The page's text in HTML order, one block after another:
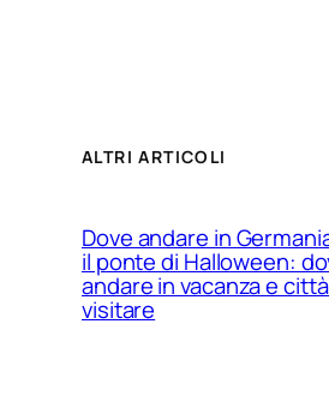
ALTRI ARTICOLI
Dove andare in
il ponte di Halloween:
andare in vacanza e
visitare